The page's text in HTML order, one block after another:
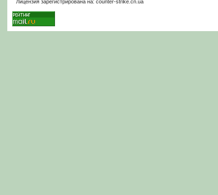
Лицензия зарегистрирована на: counter-strike.cn.ua